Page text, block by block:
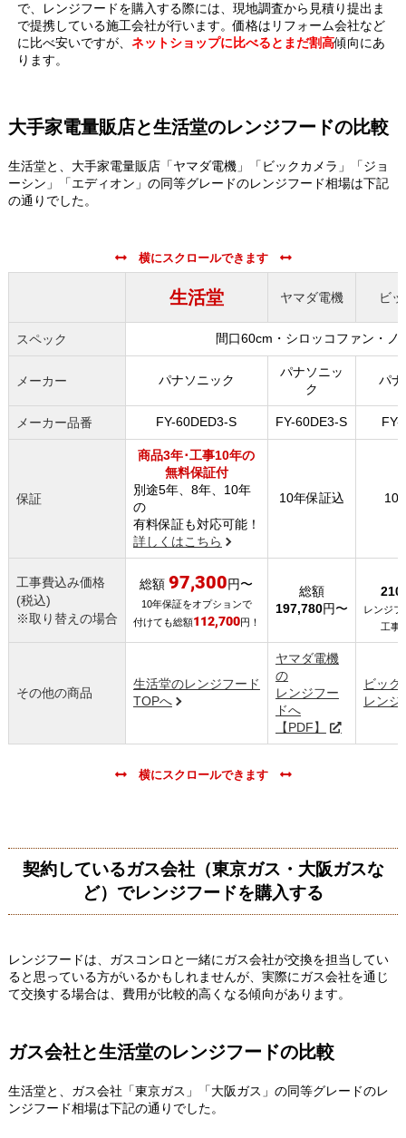
で、レンジフードを購入する際には、現地調査から見積り提出ま
で提携している施工会社が行います。価格はリフォーム会社など
に比べ安いですが、 ネットショップに比べるとまだ割高傾向にあ
ります。
大手家電量販店と生活堂のレンジフードの比較
生活堂と、大手家電量販店「ヤマダ電機」「ビックカメラ」「ジョ
ーシン」「エディオン」の同等グレードのレンジフード相場は下記
の通りでした。
生活堂 ヤマダ電機 ビ
スペック 間口60cm・シロッコファン・ノ
メーカー パナソニック
パナソニッ
ク
パ
メーカー品番 FY-60DED3-S FY-60DE3-S FY-
保証
商品3年･工事10年の
無料保証付
別途5年、8年、10年
の
有料保証も対応可能！
詳しくはこちら
10年保証込 10
工事費込み価格
(税込)
※取り替えの場合
総額97,300円〜
10年保証をオプションで
付けても総額112,700円！
総額
197,780円〜
レンジフ
工事
その他の商品
生活堂のレンジフード
TOPへ
ヤマダ電機
の
レンジフー
ドへ
【PDF】
ビック
レンジ
契約しているガス会社（東京ガス・大阪ガスな
ど）でレンジフードを購入する
レンジフードは、ガスコンロと一緒にガス会社が交換を担当してい
ると思っている方がいるかもしれませんが、実際にガス会社を通じ
て交換する場合は、費用が比較的高くなる傾向があります。
ガス会社と生活堂のレンジフードの比較
生活堂と、ガス会社「東京ガス」「大阪ガス」の同等グレードのレ
ンジフード相場は下記の通りでした。